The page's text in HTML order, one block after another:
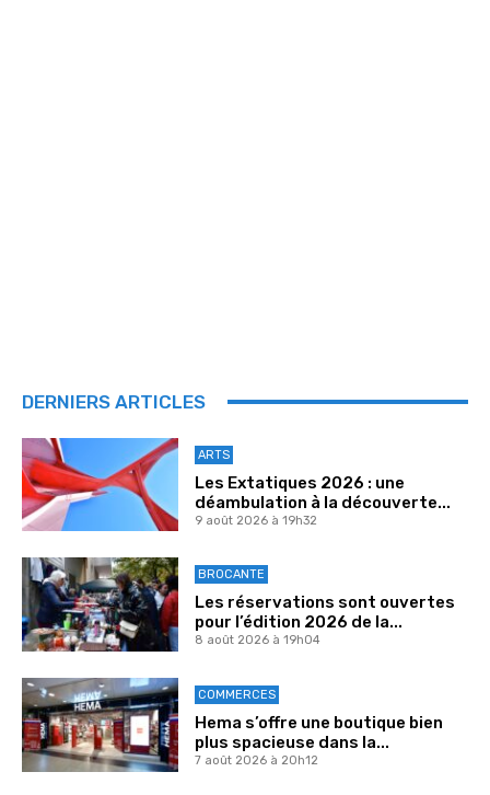
DERNIERS ARTICLES
ARTS
Les Extatiques 2026 : une
déambulation à la découverte...
9 août 2026 à 19h32
BROCANTE
Les réservations sont ouvertes
pour l’édition 2026 de la...
8 août 2026 à 19h04
COMMERCES
Hema s’offre une boutique bien
plus spacieuse dans la...
7 août 2026 à 20h12